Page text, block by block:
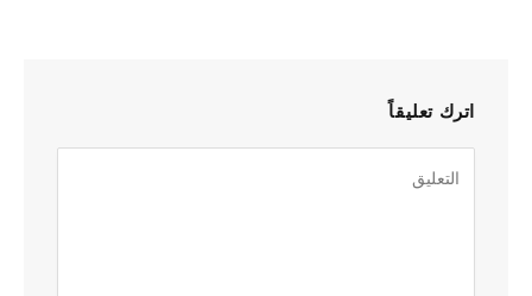
اترك تعليقاً